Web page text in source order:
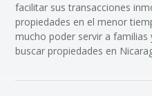
facilitar sus transacciones
propiedades en el menor
mucho poder servir a familias
buscar propiedades en